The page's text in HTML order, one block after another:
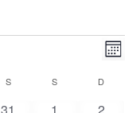
de
Mês
S S D
0
0
0